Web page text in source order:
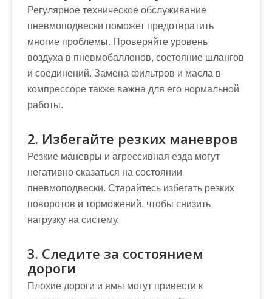
Регулярное техническое обслуживание
пневмоподвески поможет предотвратить
многие проблемы. Проверяйте уровень
воздуха в пневмобаллонов, состояние шлангов
и соединений. Замена фильтров и масла в
компрессоре также важна для его нормальной
работы.
2. Избегайте резких маневров
Резкие маневры и агрессивная езда могут
негативно сказаться на состоянии
пневмоподвески. Старайтесь избегать резких
поворотов и торможений, чтобы снизить
нагрузку на систему.
3. Следите за состоянием
дороги
Плохие дороги и ямы могут привести к